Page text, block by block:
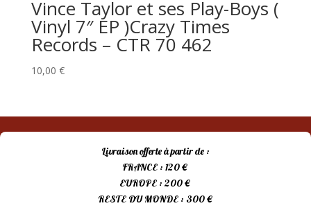
Vince Taylor et ses Play-Boys (
Vinyl 7″ EP )Crazy Times
Records – CTR 70 462
10,00 €
Livraison offerte à partir de :
FRANCE : 120 €
EUROPE : 200 €
RESTE DU MONDE : 300 €